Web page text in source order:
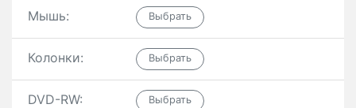
Мышь:
Колонки:
DVD-RW: